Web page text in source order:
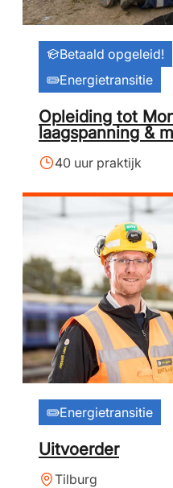
Betaald opgeleid!
Energietransitie
Opleiding tot
laagspanning &
40 uur praktijk
Energietransitie
Uitvoerder
Tilburg